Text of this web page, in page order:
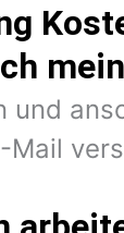
Mail